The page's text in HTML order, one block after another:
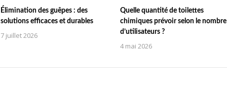
Élimination des guêpes : des
solutions efficaces et durables
7 juillet 2026
Quelle quantité de toilettes
chimiques prévoir selon le nombre
d’utilisateurs ?
4 mai 2026